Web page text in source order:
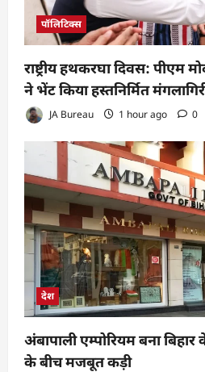
पॉलिटिक्स
राष्ट्रीय हथकरघा दिवस: पीएम
ने भेंट किया हस्तनिर्मित
JA Bureau 1 hour ago 0
देश
अंबापाली एम्पोरियम बना बिहार
के बीच मजबूत कड़ी